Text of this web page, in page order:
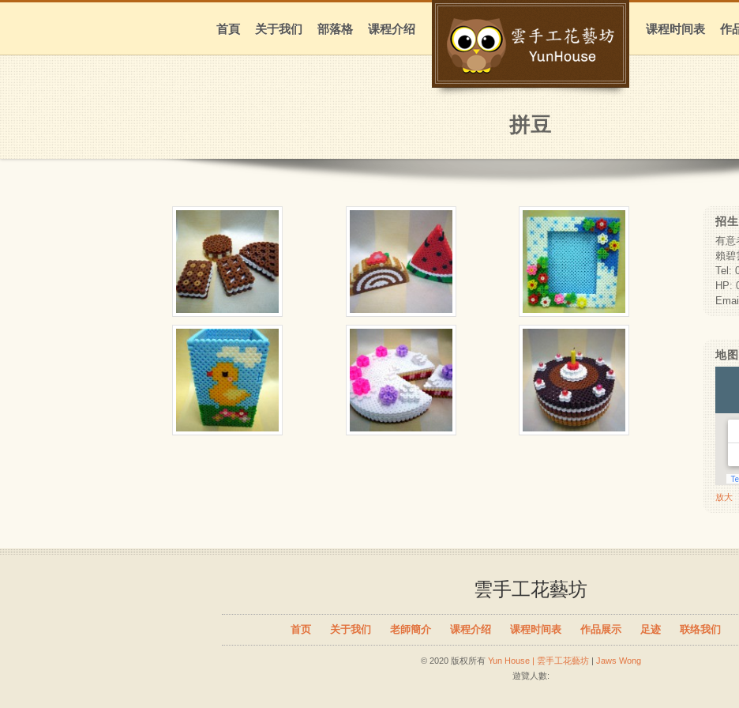
首頁 关于我们 部落格 课程介绍 课程时间表 作
拼豆
招
有意
賴碧
Tel:
HP:
地图
放大
雲手工花藝坊
首页 关于我们 老師簡介 课程介绍 课程时间表 作品展示 足迹 联络我们
© 2020 版权所有 Yun House | 雲手工花藝坊| Jaws Wong
遊覽人數: